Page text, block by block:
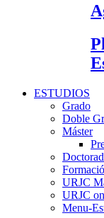
ESTUDIOS
Grado
Doble
Máster
URJC
URJC
Menu-